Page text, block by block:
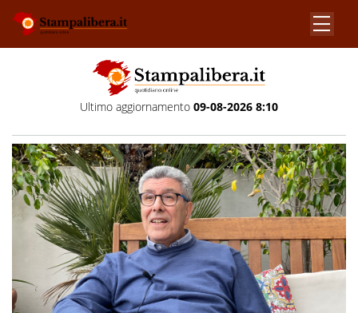
Ultimo aggiornamento 09-08-2026 8:10